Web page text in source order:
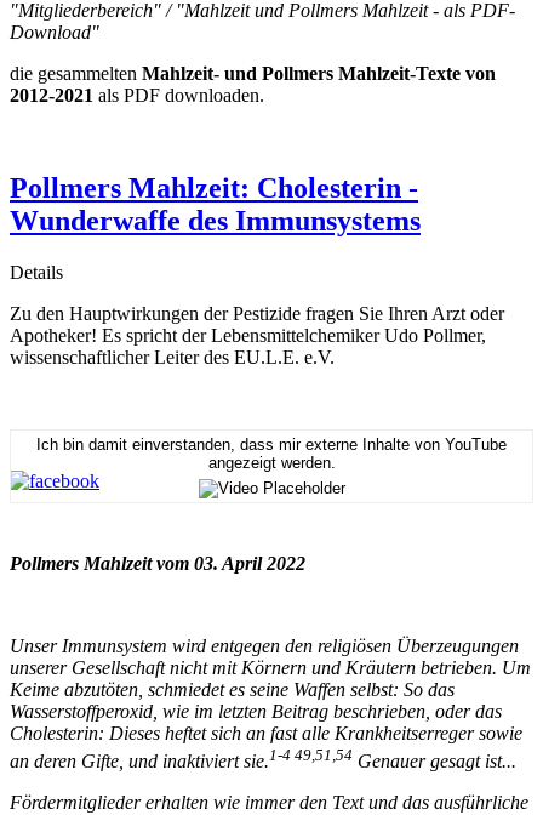
"Mitgliederbereich" / "Mahlzeit und Pollmers Mahlzeit - als PDF-
Download"
die gesammelten Mahlzeit- und Pollmers Mahlzeit-Texte von
2012-2021 als PDF downloaden.
Pollmers Mahlzeit: Cholesterin -
Wunderwaffe des Immunsystems
Details
Zu den Hauptwirkungen der Pestizide fragen Sie Ihren Arzt oder
Apotheker! Es spricht der Lebensmittelchemiker Udo Pollmer,
wissenschaftlicher Leiter des EU.L.E. e.V.
Ich bin damit einverstanden, dass mir externe Inhalte von YouTube
angezeigt werden.
Pollmers Mahlzeit vom 03. April 2022
Unser Immunsystem wird entgegen den religiösen Überzeugungen
unserer Gesellschaft nicht mit Körnern und Kräutern betrieben. Um
Keime abzutöten, schmiedet es seine Waffen selbst: So das
Wasserstoffperoxid, wie im letzten Beitrag beschrieben, oder das
Cholesterin: Dieses heftet sich an fast alle Krankheitserreger sowie
an deren Gifte, und inaktiviert sie.1-4 49,51,54 Genauer gesagt ist...
Fördermitglieder erhalten wie immer den Text und das ausführliche